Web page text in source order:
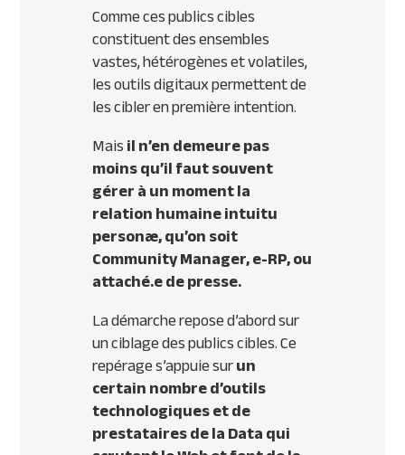
Comme ces publics cibles
constituent des ensembles
vastes, hétérogènes et volatiles,
les outils digitaux permettent de
les cibler en première intention.
Maisil n’en demeure pas
moins qu’il fautsouvent
gérer à un moment la
relation humaineintuitu
personæ,qu’on soit
Community Manager, e-RP, ou
attaché.e de presse.
La démarche repose d’abord sur
un ciblage des publics cibles. Ce
repérage s’appuie surun
certain nombre d’outils
technologiques et de
prestataires de la Data qui